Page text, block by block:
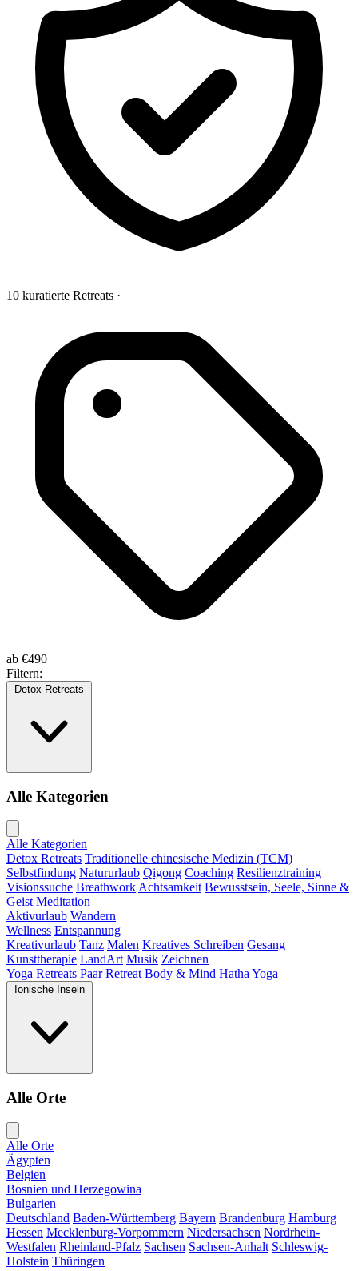
10 kuratierte Retreats ·
ab €490
Filtern:
Detox Retreats
Alle Kategorien
Alle Kategorien
Detox Retreats Traditionelle chinesische Medizin (TCM)
Selbstfindung Natururlaub Qigong Coaching Resilienztraining
Visionssuche Breathwork Achtsamkeit Bewusstsein, Seele, Sinne &
Geist Meditation
Aktivurlaub Wandern
Wellness Entspannung
Kreativurlaub Tanz Malen Kreatives Schreiben Gesang
Kunsttherapie LandArt Musik Zeichnen
Yoga Retreats Paar Retreat Body & Mind Hatha Yoga
Ionische Inseln
Alle Orte
Alle Orte
Ägypten
Belgien
Bosnien und Herzegowina
Bulgarien
Deutschland Baden-Württemberg Bayern Brandenburg Hamburg
Hessen Mecklenburg-Vorpommern Niedersachsen Nordrhein-
Westfalen Rheinland-Pfalz Sachsen Sachsen-Anhalt Schleswig-
Holstein Thüringen